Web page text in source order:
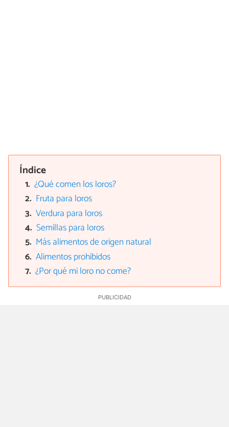
Índice
¿Qué comen los loros?
Fruta para loros
Verdura para loros
Semillas para loros
Más alimentos de origen natural
Alimentos prohibidos
¿Por qué mi loro no come?